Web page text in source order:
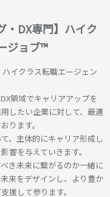
・DX専門】ハイク
ジョブ™
ハイクラス転職エージェン
領域でキャリアアップを
したい企業に対して、最適
ります。
、主体的にキャリア形成し
響を与えていきます。
き未来に繋がるのか一緒に
来をデザインし、より豊か
援して参ります。